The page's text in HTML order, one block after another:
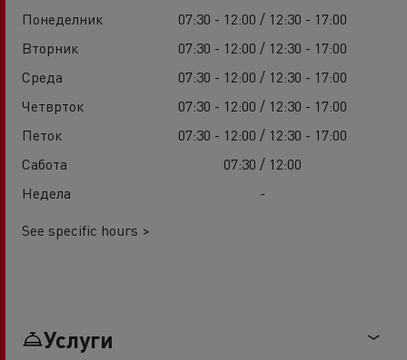
Понеделник
07:30 - 12:00 / 12:30 - 17:00
Вторник
07:30 - 12:00 / 12:30 - 17:00
Среда
07:30 - 12:00 / 12:30 - 17:00
Четврток
07:30 - 12:00 / 12:30 - 17:00
Петок
07:30 - 12:00 / 12:30 - 17:00
Сабота
07:30 / 12:00
Недела
-
See specific hours >
Услуги